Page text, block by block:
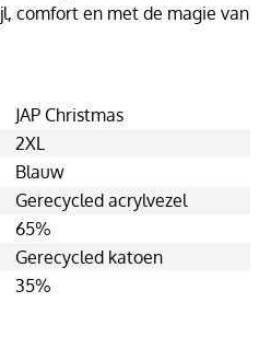
comfort en met de magie van
JAP Christmas
2XL
Blauw
Gerecycled acrylvezel
65%
Gerecycled katoen
35%